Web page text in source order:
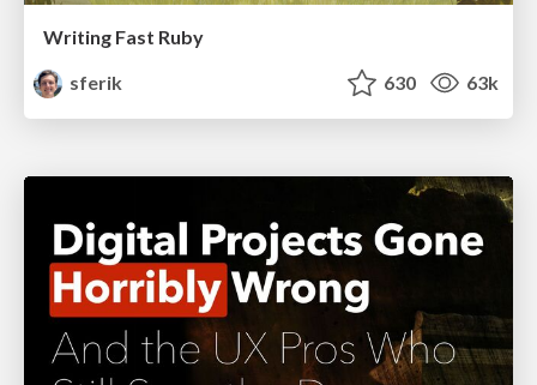
Writing Fast Ruby
sferik
630 63k